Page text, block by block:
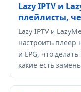
Lazy IPTV и
плейлисты,
Lazy IPTV и
настроить плеер
и EPG, что
какие есть